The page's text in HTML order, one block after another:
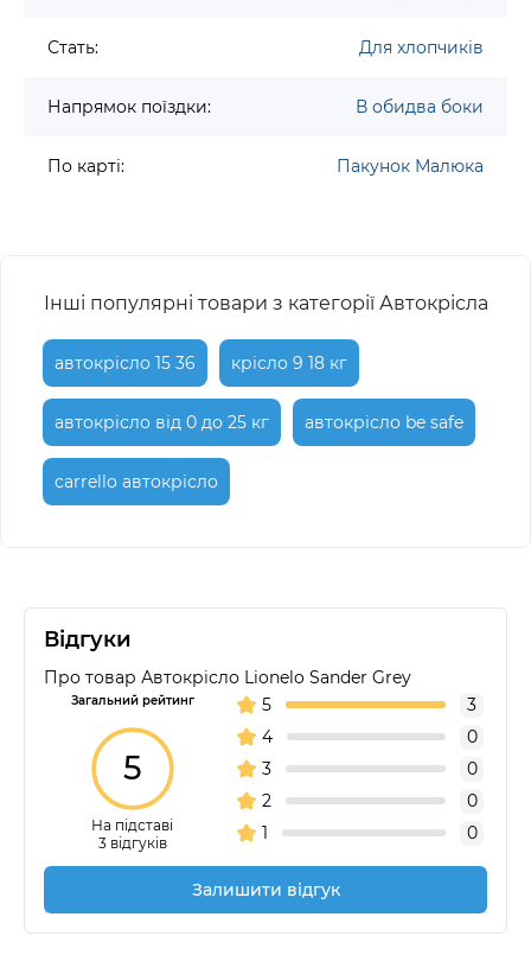
Стать: Для хлопчиків
Напрямок поїздки: В обидва боки
По карті: Пакунок Малюка
Інші популярні товари з категорії Автокрісла
автокрісло 15 36 крісло 9 18 кг
автокрісло від 0 до 25 кг автокрісло be safe
carrello автокрісло
Відгуки
Про товар Автокрісло Lionelo Sander Grey
Загальний рейтинг
5
На підставі
3 відгуків
5
3
4
0
3
0
2
0
1
0
Залишити відгук